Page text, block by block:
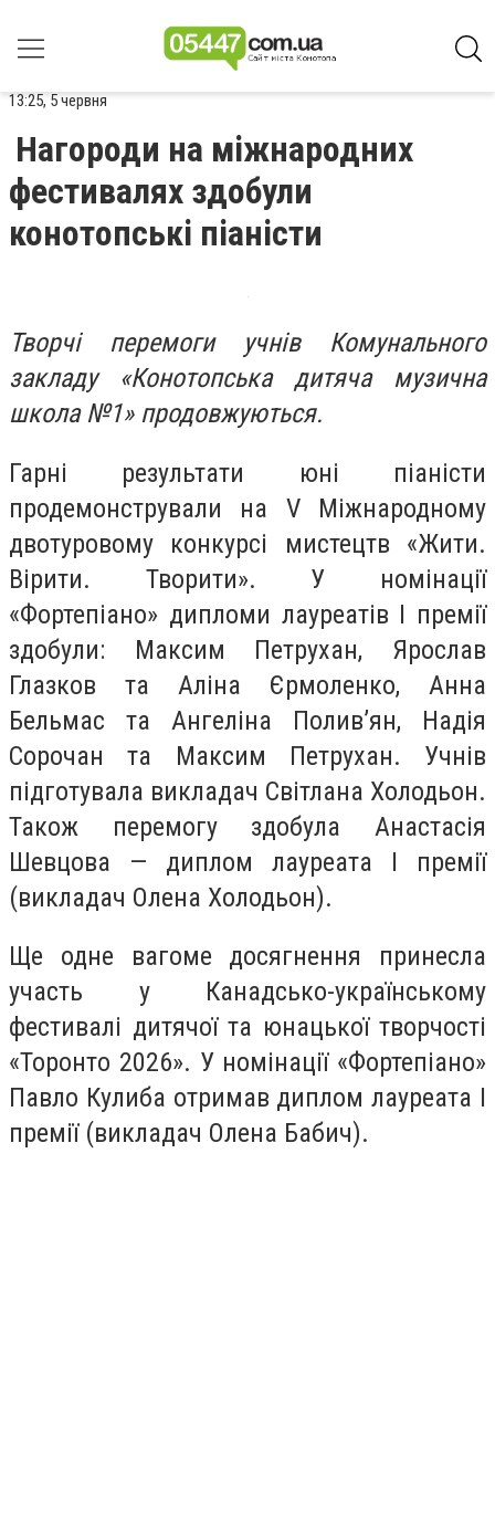
13:25, 5 червня
Нагороди на міжнародних
фестивалях здобули
конотопські піаністи
Творчі перемоги учнів Комунального
закладу «Конотопська дитяча музична
школа №1» продовжуються.
Гарні результати юні піаністи
продемонстрували на V Міжнародному
двотуровому конкурсі мистецтв «Жити.
Вірити. Творити». У номінації
«Фортепіано» дипломи лауреатів І премії
здобули: Максим Петрухан, Ярослав
Глазков та Аліна Єрмоленко, Анна
Бельмас та Ангеліна Полив’ян, Надія
Сорочан та Максим Петрухан. Учнів
підготувала викладач Світлана Холодьон.
Також перемогу здобула Анастасія
Шевцова — диплом лауреата І премії
(викладач Олена Холодьон).
Ще одне вагоме досягнення принесла
участь у Канадсько-українському
фестивалі дитячої та юнацької творчості
«Торонто 2026». У номінації «Фортепіано»
Павло Кулиба отримав диплом лауреата І
премії (викладач Олена Бабич).